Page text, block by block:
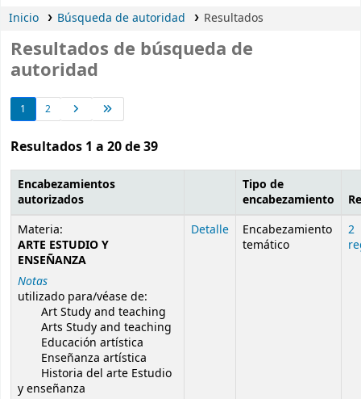
Inicio Búsqueda de autoridad Resultados
Resultados de búsqueda de
autoridad
1 2
Resultados 1 a 20 de 39
Resultados de búsqueda de autoridad
Encabezamientos
autorizados
Tipo de
encabezamiento
Materia:
ARTE ESTUDIO Y
ENSEÑANZA
Notas
utilizado para/véase de:
Art Study and teaching
Arts Study and teaching
Educación artística
Enseñanza artística
Historia del arte Estudio
y enseñanza
Detalle
Encabezamiento
temático
2